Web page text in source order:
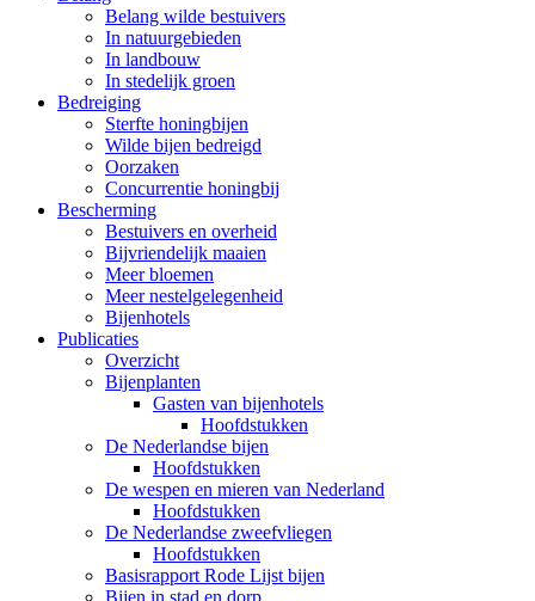
Belang wilde bestuivers
In natuurgebieden
In landbouw
In stedelijk groen
Bedreiging
Sterfte honingbijen
Wilde bijen bedreigd
Oorzaken
Concurrentie honingbij
Bescherming
Bestuivers en overheid
Bijvriendelijk maaien
Meer bloemen
Meer nestelgelegenheid
Bijenhotels
Publicaties
Overzicht
Bijenplanten
Gasten van bijenhotels
Hoofdstukken
De Nederlandse bijen
Hoofdstukken
De wespen en mieren van Nederland
Hoofdstukken
De Nederlandse zweefvliegen
Hoofdstukken
Basisrapport Rode Lijst bijen
Bijen in stad en dorp